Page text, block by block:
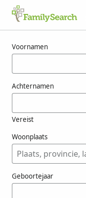
Voornamen
Achternamen
Vereist
Woonplaats
Geboortejaar